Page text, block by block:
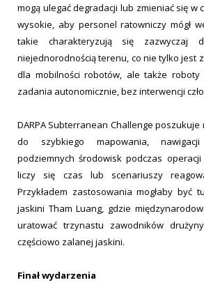
mogą ulegać degradacji lub zmieniać się w
wysokie, aby personel ratowniczy mógł
takie charakteryzują się zazwyczaj
niejednorodnością terenu, co nie tylko jest
dla mobilności robotów, ale także roboty
zadania autonomicznie, bez interwencji
DARPA Subterranean Challenge
do szybkiego mapowania,
podziemnych środowisk podczas
liczy się czas lub scenariuszy
Przykładem zastosowania mogłaby być
jaskini Tham Luang, gdzie
uratować trzynastu zawodników
częściowo zalanej jaskini.
Finał wydarzenia